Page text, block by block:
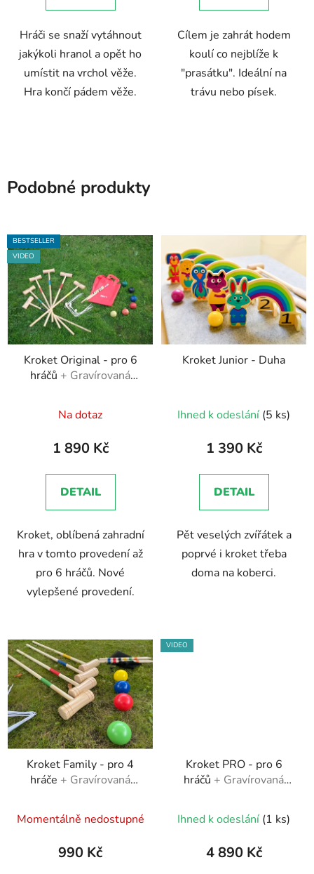
hvězdiček.
Hráči se snaží vytáhnout
jakýkoli hranol a opět ho
umístit na vrchol věže.
Hra končí pádem věže.
Cílem je zahrát hodem
koulí co nejblíže k
"prasátku". Ideální na
trávu nebo písek.
Podobné produkty
BESTSELLER
VIDEO
Kroket Original - pro 6
hráčů + Gravírovaná
hodnocení
produktu
4,9
z
hvězdiček.
Na dotaz
1 890 Kč
DETAIL
Kroket, oblíbená zahradní
hra v tomto provedení až
pro 6 hráčů. Nové
vylepšené provedení.
Kroket Junior - Duha
hodnocení
produktu
4,7
z
hvězdiček.
Ihned k odeslání (5 ks)
1 390 Kč
DETAIL
Pět veselých zvířátek a
poprvé i kroket třeba
doma na koberci.
Kroket Family - pro 4
hráče + Gravírovaná
hodnocení
produktu
Momentálně nedostupné
990 Kč
VIDEO
Kroket PRO - pro 6
hráčů + Gravírovaná
hodnocení
produktu
Ihned k odeslání (1 ks)
4 890 Kč